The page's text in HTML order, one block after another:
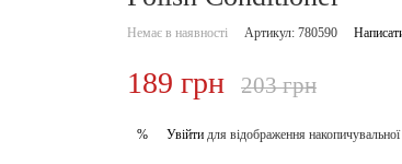
Немає в наявності Артикул: 780590
189 грн 203 грн
% Увійтидля відображення